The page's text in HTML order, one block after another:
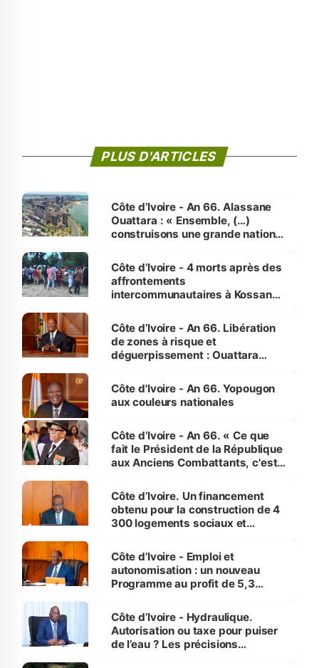
PLUS D'ARTICLES
Côte d’Ivoire - An 66. Alassane
Ouattara : « Ensemble, (…)
construisons une grande nation
générations futures »
Côte d’Ivoire - 4 morts après des
affrontements
intercommunautaires à Kossandji
milieu des sinistrés
Côte d’Ivoire - An 66. Libération
de zones à risque et
déguerpissement : Ouattara
l'Etat de droit pour préserver les
vies humaines »
Côte d'Ivoire - An 66. Yopougon
aux couleurs nationales
Côte d’Ivoire - An 66. « Ce que
fait le Président de la République
aux Anciens Combattants, c'est
Côte d’Ivoire. Un financement
obtenu pour la construction de 4
300 logements sociaux et
et Yamoussoukro
Côte d’Ivoire - Emploi et
autonomisation : un nouveau
Programme au profit de 5,3
Côte d’Ivoire - Hydraulique.
Autorisation ou taxe pour puiser
de l’eau ? Les précisions